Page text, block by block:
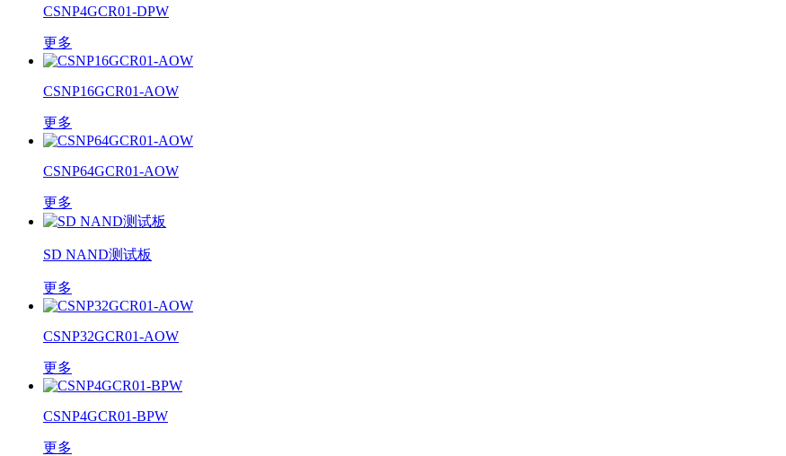
CSNP4GCR01-DPW
更多
CSNP16GCR01-AOW
更多
CSNP64GCR01-AOW
更多
SD NAND测试板
更多
CSNP32GCR01-AOW
更多
CSNP4GCR01-BPW
更多